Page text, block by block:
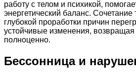
работу с телом и психикой,
энергетический баланс. Сочетание
глубокой проработки причин
устойчивые изменения, возвращая
полноценно.
Бессонница и